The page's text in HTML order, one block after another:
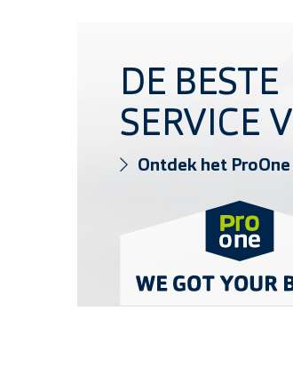
DE BESTE
SERVICE
Ontdek het